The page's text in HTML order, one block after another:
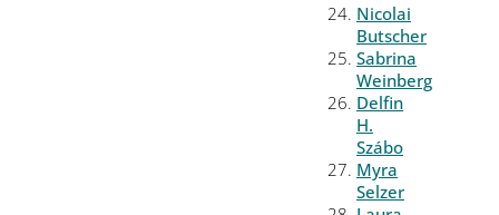
Nicolai
Butscher
Sabrina
Weinberg
Delfin
H.
Szábo
Myra
Selzer